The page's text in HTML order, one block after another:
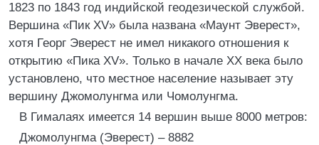
1823 по 1843 год индийской геодезической службой.
Вершина «Пик XV» была названа «Маунт Эверест»,
хотя Георг Эверест не имел никакого отношения к
открытию «Пика XV». Только в начале XX века было
установлено, что местное население называет эту
вершину Джомолунгма или Чомолунгма.
В Гималаях имеется 14 вершин выше 8000 метров:
Джомолунгма (Эверест) – 8882